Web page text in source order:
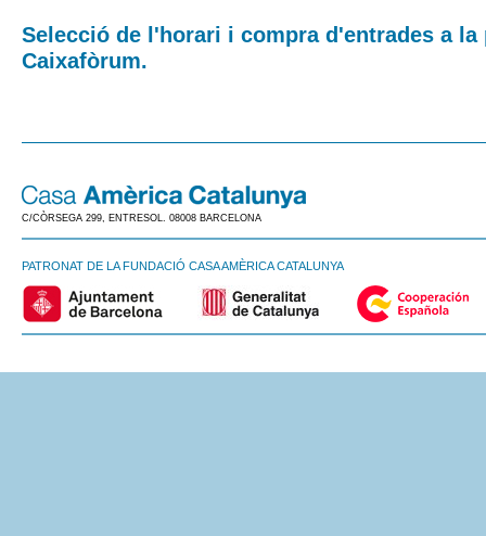
Selecció de l'horari i compra d'entrades a la
Caixafòrum.
C/CÒRSEGA 299, ENTRESOL. 08008 BARCELONA
PATRONAT DE LA FUNDACIÓ CASA AMÈRICA CATALUNYA